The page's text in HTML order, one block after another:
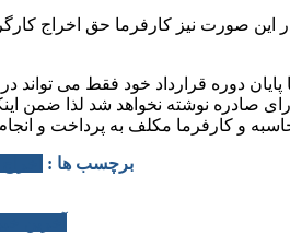
ماده ۷ قانون کار، نیروی دائمی مجموعه می باشد، در این صورت
دوره قرارداد خود فقط می تواند
صادره نوشته نخواهد شد لذا ضمن
برچسب ها :